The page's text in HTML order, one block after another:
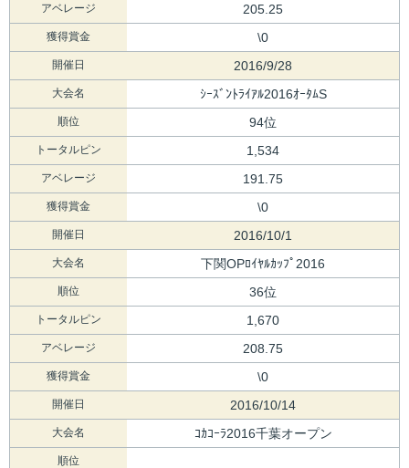
アベレージ 205.25
獲得賞金 \0
開催日 2016/9/28
大会名 ｼｰｽﾞﾝﾄﾗｲｱﾙ2016ｵｰﾀﾑS
順位 94位
トータルピン 1,534
アベレージ 191.75
獲得賞金 \0
開催日 2016/10/1
大会名 下関OPﾛｲﾔﾙｶｯﾌﾟ2016
順位 36位
トータルピン 1,670
アベレージ 208.75
獲得賞金 \0
開催日 2016/10/14
大会名 ｺｶｺｰﾗ2016千葉オープン
順位